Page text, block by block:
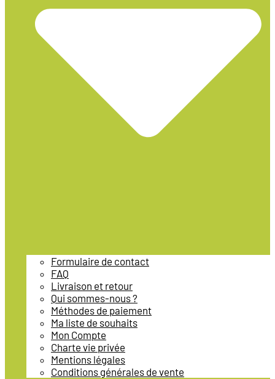
Formulaire de contact
FAQ
Livraison et retour
Qui sommes-nous ?
Méthodes de paiement
Ma liste de souhaits
Mon Compte
Charte vie privée
Mentions légales
Conditions générales de vente